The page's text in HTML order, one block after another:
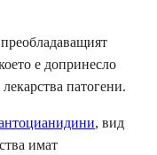
е допринесло
патогени.
, вид
имат